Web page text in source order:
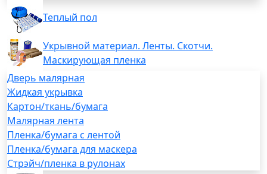
Теплый пол
Укрывной материал. Ленты. Скотчи.
Маскирующая пленка
Дверь малярная
Жидкая укрывка
Картон/ткань/бумага
Малярная лента
Пленка/бумага с лентой
Пленка/бумага для маскера
Стрэйч/пленка в рулонах